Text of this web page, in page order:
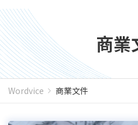
商業
Wordvice 商業文件